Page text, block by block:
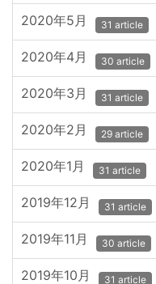
2020年5月 31 article
2020年4月 30 article
2020年3月 31 article
2020年2月 29 article
2020年1月 31 article
2019年12月 31 article
2019年11月 30 article
2019年10月 31 article